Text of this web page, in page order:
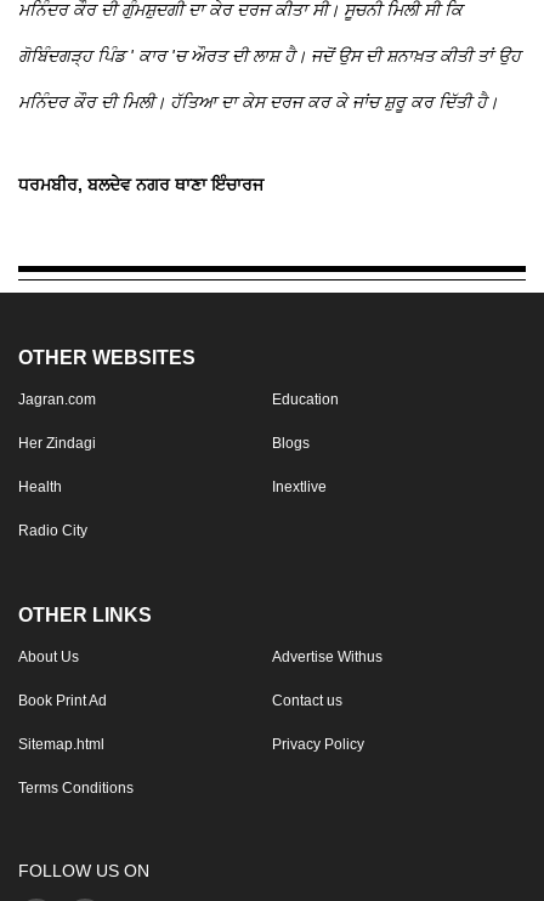
ਮਨਿੰਦਰ ਕੌਰ ਦੀ ਗੁੰਮਸ਼ੁਦਗੀ ਦਾ ਕੇਰ ਦਰਜ ਕੀਤਾ ਸੀ। ਸੂਚਨੀ ਮਿਲੀ ਸੀ ਕਿ
ਗੋਬਿੰਦਗੜ੍ਹ ਪਿੰਡ ' ਕਾਰ 'ਚ ਔਰਤ ਦੀ ਲਾਸ਼ ਹੈ। ਜਦੋਂ ਉਸ ਦੀ ਸ਼ਨਾਖ਼ਤ ਕੀਤੀ ਤਾਂ ਉਹ
ਮਨਿੰਦਰ ਕੌਰ ਦੀ ਮਿਲੀ। ਹੱਤਿਆ ਦਾ ਕੇਸ ਦਰਜ ਕਰ ਕੇ ਜਾਂਚ ਸ਼ੁਰੂ ਕਰ ਦਿੱਤੀ ਹੈ।
ਧਰਮਬੀਰ, ਬਲਦੇਵ ਨਗਰ ਥਾਣਾ ਇੰਚਾਰਜ
OTHER WEBSITES
Jagran.com Education
Her Zindagi Blogs
Health Inextlive
Radio City
OTHER LINKS
About Us Advertise Withus
Book Print Ad Contact us
Sitemap.html Privacy Policy
Terms Conditions
FOLLOW US ON